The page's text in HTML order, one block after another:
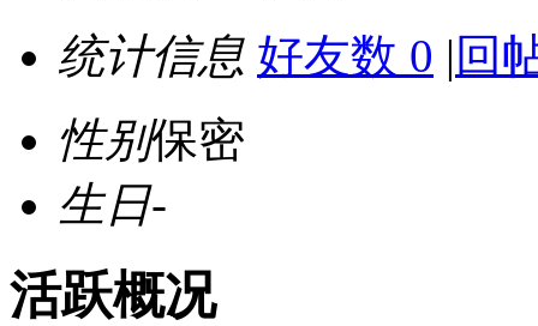
统计信息 好友数 0 | 回
性别保密
生日-
活跃概况